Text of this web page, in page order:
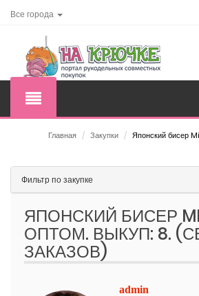
Все города
Главная / Закупки / Японский бисер
Фильтр по закупке
ЯПОНСКИЙ БИСЕР
ОПТОМ. ВЫКУП: 8.
ЗАКАЗОВ)
admin